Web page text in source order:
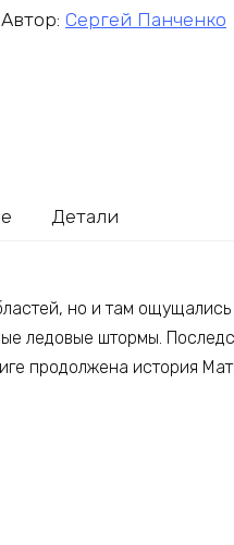
Автор: Сергей Панченко
Детали
но и там
ледовые штормы.
продолжена история